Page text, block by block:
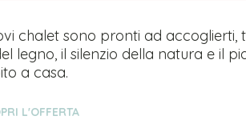
chalet sono pronti ad accoglierti,
legno, il silenzio della natura e il
a casa.
L'OFFERTA